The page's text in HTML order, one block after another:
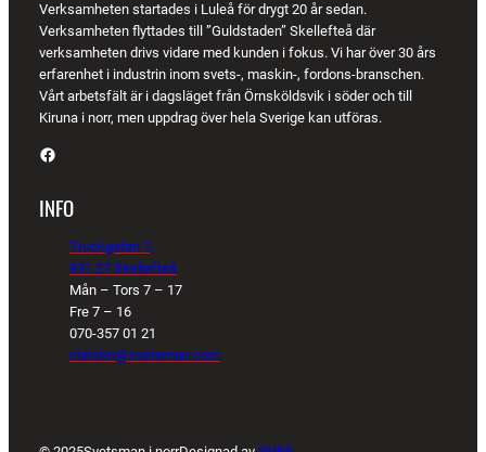
Verksamheten startades i Luleå för drygt 20 år sedan.
Verksamheten flyttades till ”Guldstaden” Skellefteå där
verksamheten drivs vidare med kunden i fokus. Vi har över 30 års
erfarenhet i industrin inom svets-, maskin-, fordons-branschen.
Vårt arbetsfält är i dagsläget från Örnsköldsvik i söder och till
Kiruna i norr, men uppdrag över hela Sverige kan utföras.
Facebook
INFO
Truckgatan 1,
931 27 Skellefteå
Mån – Tors 7 – 17
Fre 7 – 16
070-357 01 21
christer@svetsman.com